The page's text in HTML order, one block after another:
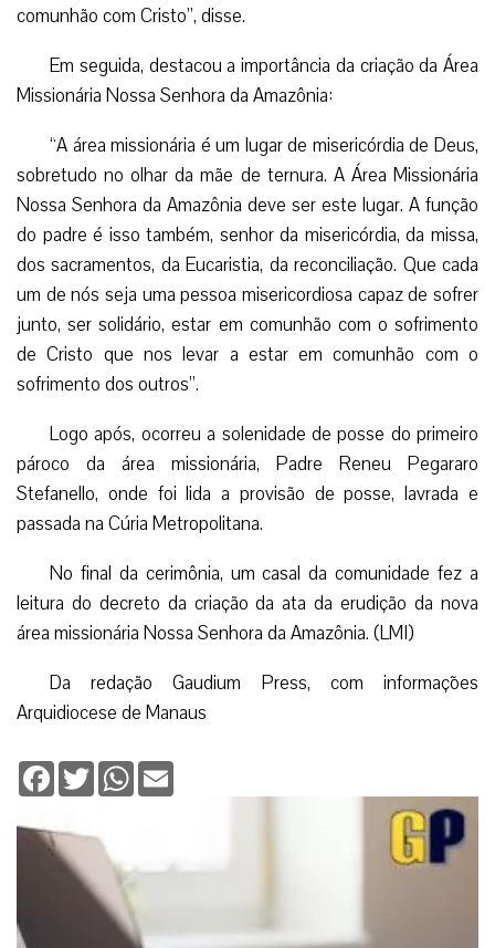
comunhão com Cristo”, disse.
Em seguida, destacou a importância da criação da Área
Missionária Nossa Senhora da Amazônia:
“A área missionária é um lugar de misericórdia de Deus,
sobretudo no olhar da mãe de ternura. A Área Missionária
Nossa Senhora da Amazônia deve ser este lugar. A função
do padre é isso também, senhor da misericórdia, da missa,
dos sacramentos, da Eucaristia, da reconciliação. Que cada
um de nós seja uma pessoa misericordiosa capaz de sofrer
junto, ser solidário, estar em comunhão com o sofrimento
de Cristo que nos levar a estar em comunhão com o
sofrimento dos outros”.
Logo após, ocorreu a solenidade de posse do primeiro
pároco da área missionária, Padre Reneu Pegararo
Stefanello, onde foi lida a provisão de posse, lavrada e
passada na Cúria Metropolitana.
No final da cerimônia, um casal da comunidade fez a
leitura do decreto da criação da ata da erudição da nova
área missionária Nossa Senhora da Amazônia. (LMI)
Da redação Gaudium Press, com informações
Arquidiocese de Manaus
Facebook
TwitterWhatsApp